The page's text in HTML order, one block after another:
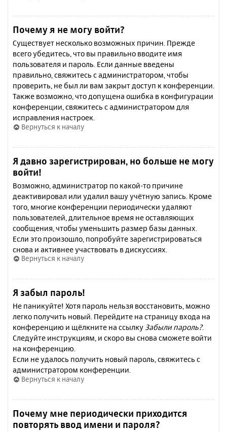
Почему я не могу войти?
Существует несколько возможных причин. Прежде
всего убедитесь, что вы правильно вводите имя
пользователя и пароль. Если данные введены
правильно, свяжитесь с администратором, чтобы
проверить, не был ли вам закрыт доступ к конференции.
Также возможно, что допущена ошибка в конфигурации
конференции, свяжитесь с администратором для
исправления настроек.
Вернуться к началу
Я давно зарегистрирован, но больше не могу
войти!
Возможно, администратор по какой-то причине
деактивировал или удалил вашу учётную запись. Кроме
того, многие конференции периодически удаляют
пользователей, длительное время не оставляющих
сообщения, чтобы уменьшить размер базы данных.
Если это произошло, попробуйте зарегистрироваться
снова и активнее участвовать в дискуссиях.
Вернуться к началу
Я забыл пароль!
Не паникуйте! Хотя пароль нельзя восстановить, можно
легко получить новый. Перейдите на страницу входа на
конференцию и щёлкните на ссылку Забыли пароль?.
Следуйте инструкциям, и скоро вы снова сможете войти
на конференцию.
Если не удалось получить новый пароль, свяжитесь с
администратором конференции.
Вернуться к началу
Почему мне периодически приходится
повторять ввод имени и пароля?